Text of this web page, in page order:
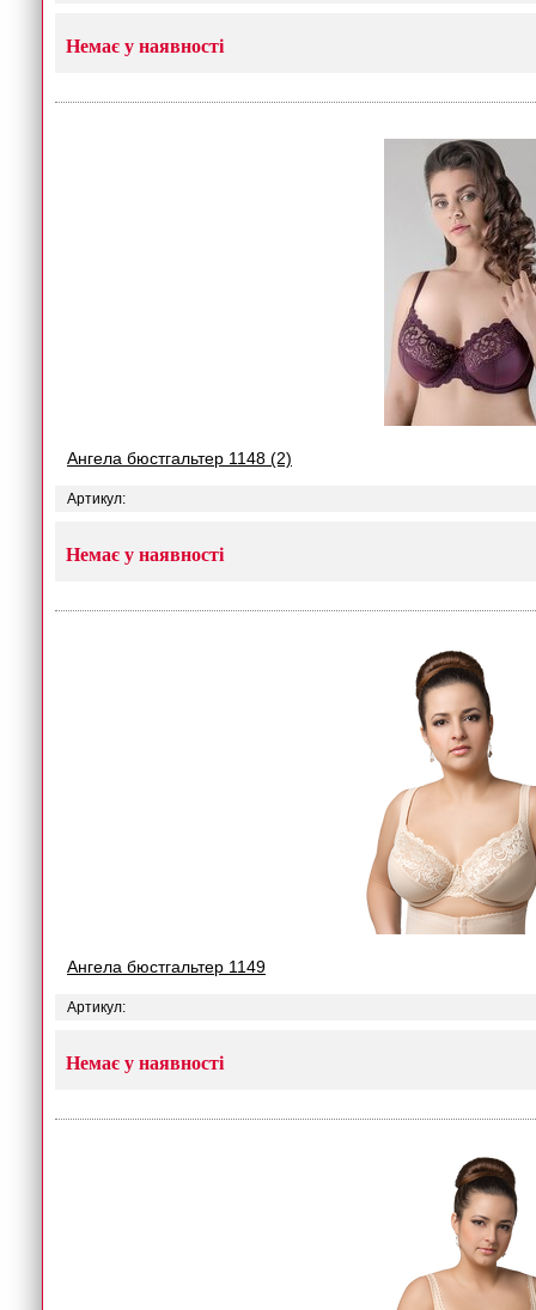
Немає у наявності
Ангела бюстгальтер 1148 (2)
Артикул:
Немає у наявності
Ангела бюстгальтер 1149
Артикул:
Немає у наявності